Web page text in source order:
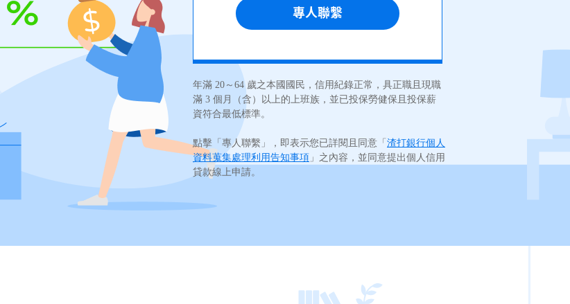
年滿 20～64 歲之本國國民，信用紀錄正常，具正職且現職
滿 3 個月（含）以上的上班族，並已投保勞健保且投保薪
資符合最低標準。
點擊「專人聯繫」，即表示您已詳閱且同意「 渣打銀行個人
資料蒐集處理利用告知事項 」之內容，並同意提出個人信用
貸款線上申請。